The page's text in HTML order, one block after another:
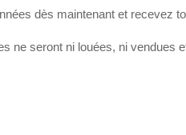
dès maintenant et recevez
ne seront ni louées, ni vendues